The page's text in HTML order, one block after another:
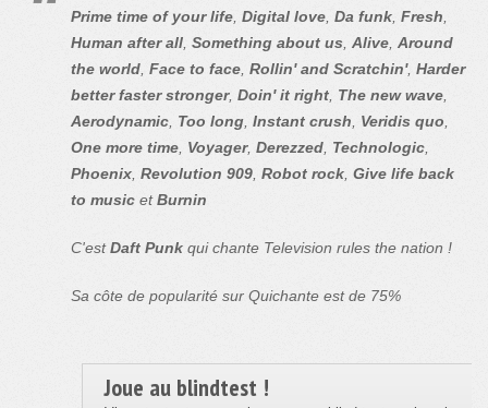
Prime time of your life Digital love Da funk Fresh
Human after all Something about us Alive Around
the world Face to face Rollin' and Scratchin', Harder
better faster stronger, Doin' it right The new wave
Aerodynamic Too long Instant crush Veridis quo
One more time Voyager, Derezzed Technologic
Phoenix Revolution 909 Robot rock Give life back
to music etBurnin
C'estDaft Punk qui chante Television rules the nation !
Sa côte de popularité sur Quichante est de 75%
Joue au blindtest !